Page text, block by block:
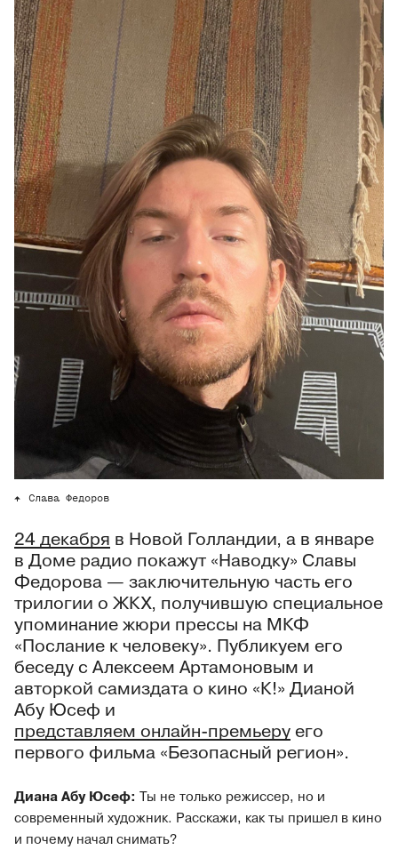
Слава Федоров
24 декабря в Новой Голландии, а в январе
в Доме радио покажут «Наводку» Славы
Федорова — заключительную часть его
трилогии о ЖКХ, получившую специальное
упоминание жюри прессы на МКФ
«Послание к человеку». Публикуем его
беседу с Алексеем Артамоновым и
авторкой самиздата о кино «К!» Дианой
Абу Юсеф и
представляем онлайн-премьеруего
первого фильма «Безопасный регион».
Диана Абу Юсеф: Ты не только режиссер, но и
современный художник. Расскажи, как ты пришел в кино
и почему начал снимать?